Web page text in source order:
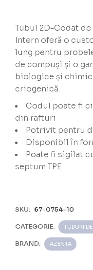
Tubul 2D-Codat
Intern oferă o
lung pentru
de compuși și o
biologice și
criogenică.
Codul poate fi
din rafturi
Potrivit pentru
Disponibil în
Poate fi sigilat
septum TPE
SKU: 67-0754-10
CATEGORIE: TUBURI
BRAND: AZENTA